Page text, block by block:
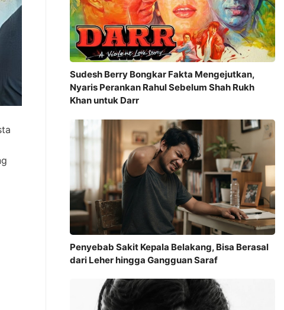
Sudesh Berry Bongkar Fakta Mengejutkan,
Nyaris Perankan Rahul Sebelum Shah Rukh
Khan untuk Darr
Penyebab Sakit Kepala Belakang, Bisa Berasal
dari Leher hingga Gangguan Saraf